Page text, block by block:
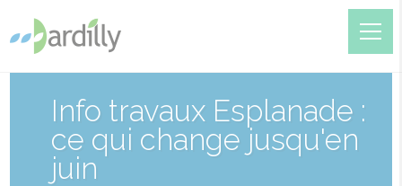
Info travaux Esplanade :
ce qui change jusqu'en
juin